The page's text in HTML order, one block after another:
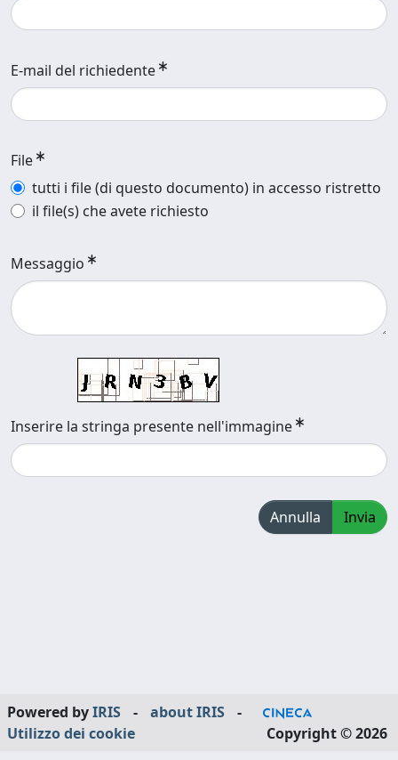
E-mail del richiedente
File
tutti i file (di questo documento) in accesso ristretto
il file(s) che avete richiesto
Messaggio
Inserire la stringa presente nell'immagine
Annulla Invia
Powered byIRIS - about IRIS
-
Utilizzo dei cookie
Copyright © 2026